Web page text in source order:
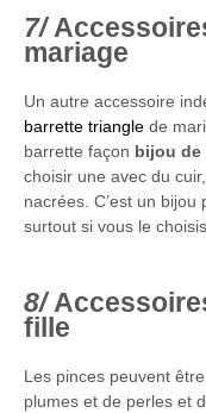
mariage
Un autre accessoire
barrette triangle de
barrette façon bijou de
choisir une avec du
nacrées. C’est un
surtout si vous le
fille
Les pinces peuvent
plumes et de perles et